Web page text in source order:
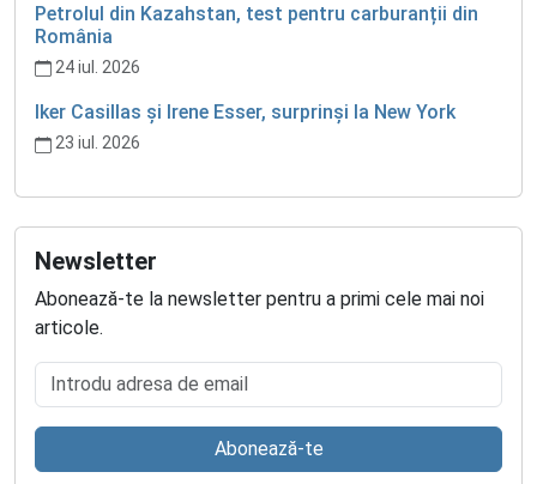
Petrolul din Kazahstan, test pentru carburanții din
România
24 iul. 2026
Iker Casillas și Irene Esser, surprinși la New York
23 iul. 2026
Newsletter
Abonează-te la newsletter pentru a primi cele mai noi
articole.
Introdu adresa de email
Abonează-te